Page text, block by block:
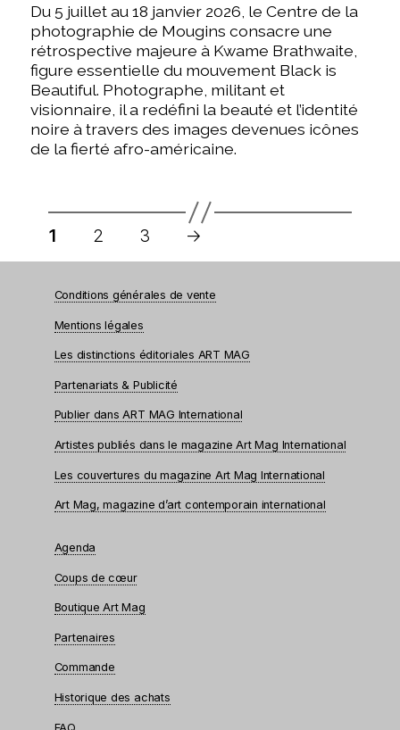
Du 5 juillet au 18 janvier 2026, le Centre de la
photographie de Mougins consacre une
rétrospective majeure à Kwame Brathwaite,
figure essentielle du mouvement Black is
Beautiful. Photographe, militant et
visionnaire, il a redéfini la beauté et l’identité
noire à travers des images devenues icônes
de la fierté afro-américaine.
Pagination
des
1 2 3 →
Conditions générales de vente
Mentions légales
Les distinctions éditoriales ART MAG
Partenariats & Publicité
Publier dans ART MAG International
Artistes publiés dans le magazine Art Mag International
Les couvertures du magazine Art Mag International
Art Mag, magazine d’art contemporain international
Agenda
Coups de cœur
Boutique Art Mag
Partenaires
Commande
Historique des achats